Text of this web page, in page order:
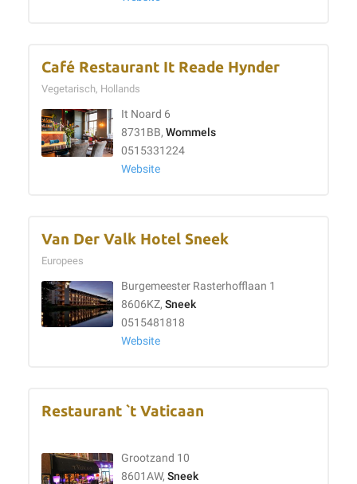
Café Restaurant It Reade Hynder
Vegetarisch, Hollands
It Noard 6
8731BB, Wommels
0515331224
Website
Van Der Valk Hotel Sneek
Europees
Burgemeester Rasterhofflaan 1
8606KZ, Sneek
0515481818
Website
Restaurant `t Vaticaan
Grootzand 10
8601AW, Sneek